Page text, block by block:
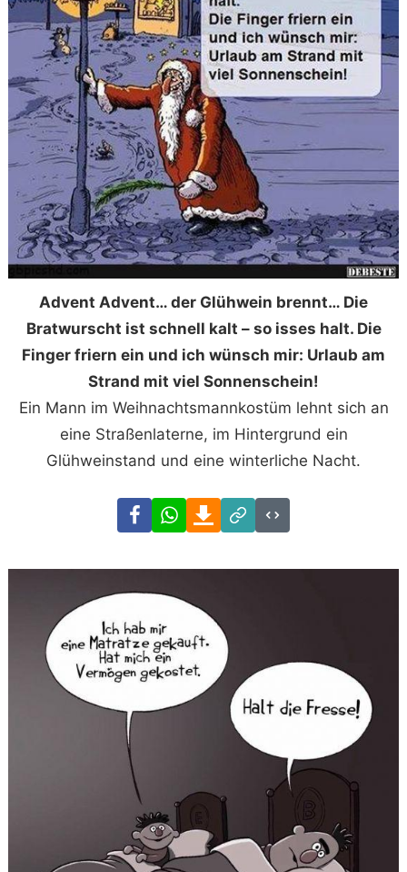
Advent Advent… der Glühwein brennt… Die
Bratwurscht ist schnell kalt – so isses halt. Die
Finger friern ein und ich wünsch mir: Urlaub am
Strand mit viel Sonnenschein!
Ein Mann im Weihnachtsmannkostüm lehnt sich an
eine Straßenlaterne, im Hintergrund ein
Glühweinstand und eine winterliche Nacht.
FacebookWhatsAppDownload
Link
Code